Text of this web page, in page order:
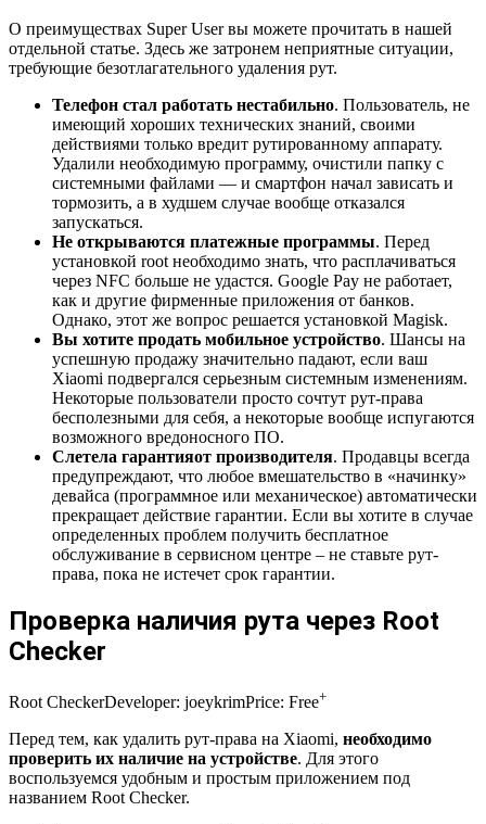
О преимуществах Super User вы можете прочитать в нашей
отдельной статье. Здесь же затронем неприятные ситуации,
требующие безотлагательного удаления рут.
Телефон стал работать нестабильно. Пользователь, не
имеющий хороших технических знаний, своими
действиями только вредит рутированному аппарату.
Удалили необходимую программу, очистили папку с
системными файлами — и смартфон начал зависать и
тормозить, а в худшем случае вообще отказался
запускаться.
Не открываются платежные программы. Перед
установкой root необходимо знать, что расплачиваться
через NFC больше не удастся. Google Pay не работает,
как и другие фирменные приложения от банков.
Однако, этот же вопрос решается установкой Magisk.
Вы хотите продать мобильное устройство. Шансы на
успешную продажу значительно падают, если ваш
Xiaomi подвергался серьезным системным изменениям.
Некоторые пользователи просто сочтут рут-права
бесполезными для себя, а некоторые вообще испугаются
возможного вредоносного ПО.
Слетела гарантияот производителя. Продавцы всегда
предупреждают, что любое вмешательство в «начинку»
девайса (программное или механическое) автоматически
прекращает действие гарантии. Если вы хотите в случае
определенных проблем получить бесплатное
обслуживание в сервисном центре – не ставьте рут-
права, пока не истечет срок гарантии.
Проверка наличия рута через Root
Checker
Root CheckerDeveloper: joeykrimPrice: Free+
Перед тем, как удалить рут-права на Xiaomi, необходимо
проверить их наличие на устройстве. Для этого
воспользуемся удобным и простым приложением под
названием Root Checker.